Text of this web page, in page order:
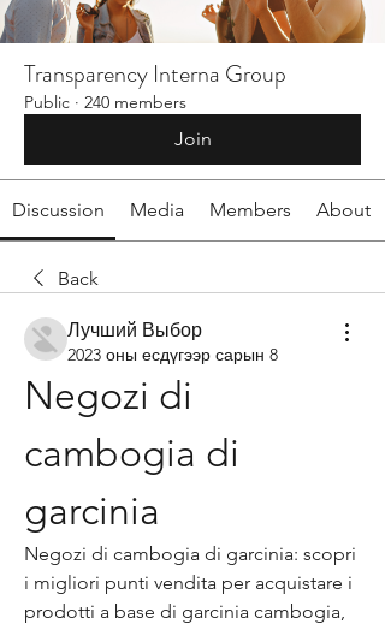
Transparency Interna Group
Public · 240 members
Join
Discussion Media Members About
Back
Лучший Выбор
2023 оны есдүгээр сарын 8
Negozi di
cambogia di
garcinia
Negozi di cambogia di garcinia: scopri
i migliori punti vendita per acquistare i
prodotti a base di garcinia cambogia,